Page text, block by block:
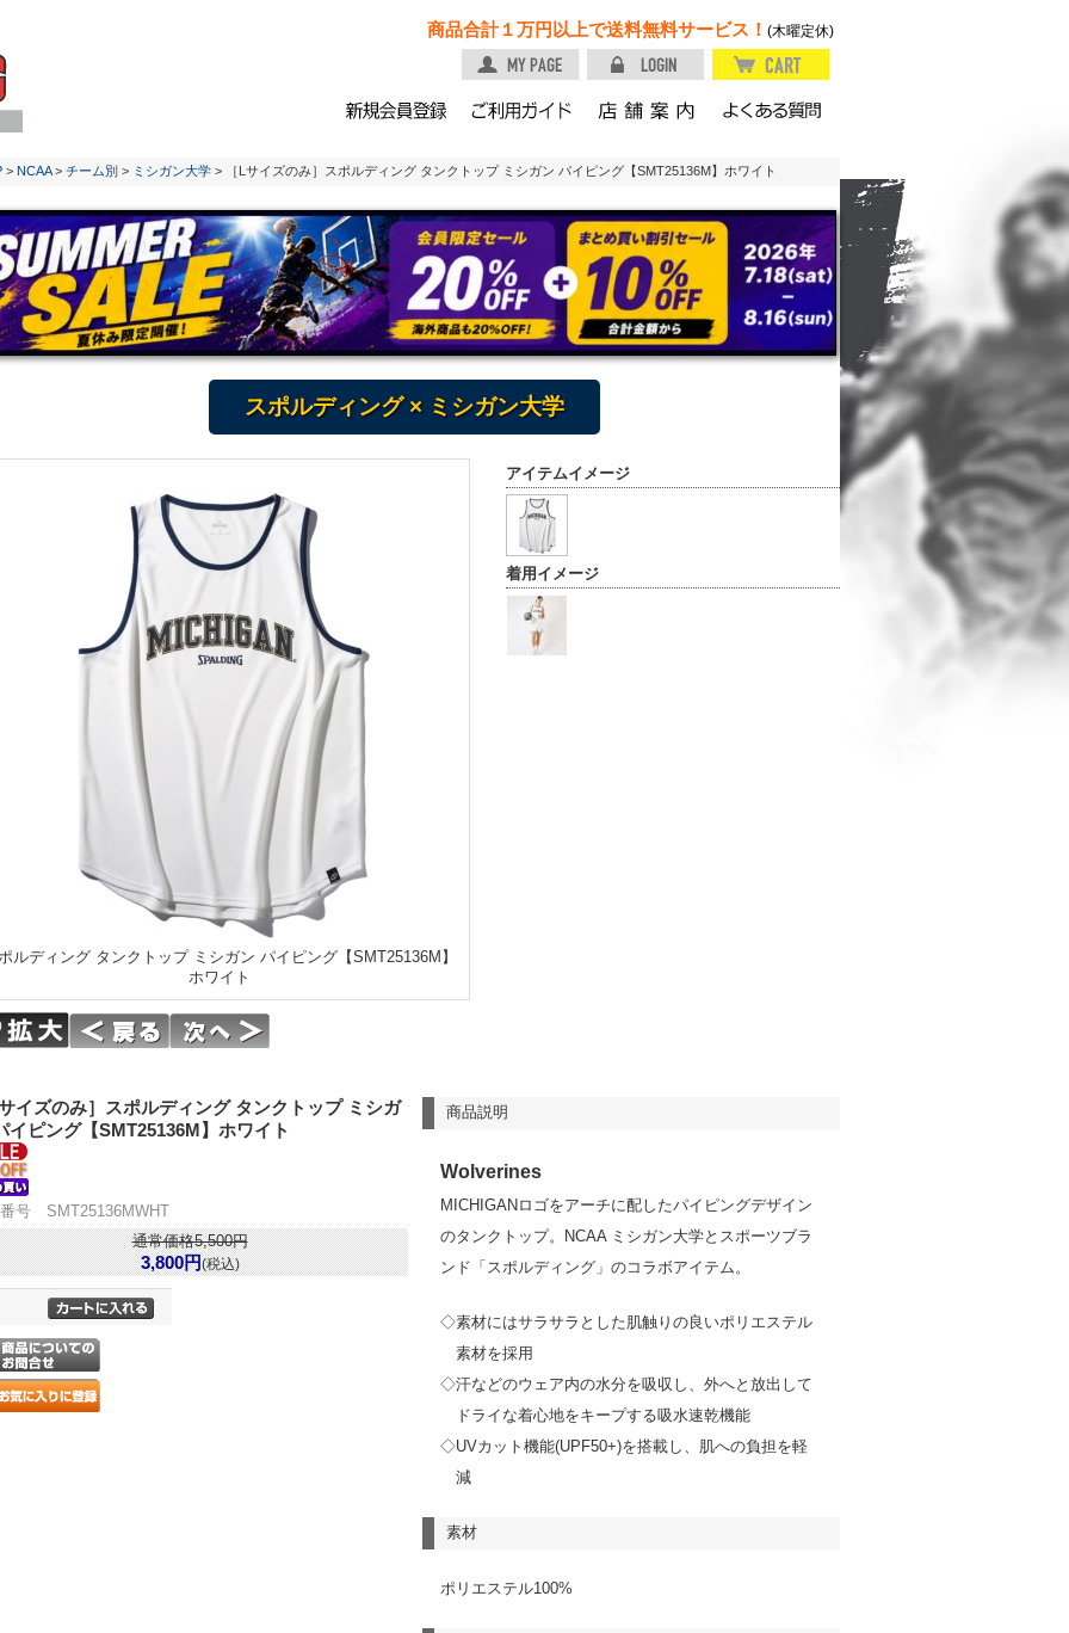
商品合計１万円以上で送料無料サービス！ (木曜定休)
> NCAA> チーム別 > ミシガン大学 > ［Lサイズのみ］スポルディング タンクトップ ミシガン パイピング【SMT25136M】ホワイト
スポルディング × ミシガン大学
アイテムイメージ
着用イメージ
ルディング タンクトップ ミシガン パイピング【SMT25136M】
ホワイト
商品説明
Wolverines
MICHIGANロゴをアーチに配したパイピングデザイン
のタンクトップ。NCAA ミシガン大学とスポーツブラ
ンド「スポルディング」のコラボアイテム。
◇素材にはサラサラとした肌触りの良いポリエステル
素材を採用
◇汗などのウェア内の水分を吸収し、外へと放出して
ドライな着心地をキープする吸水速乾機能
◇UVカット機能(UPF50+)を搭載し、肌への負担を軽
減
素材
ポリエステル100%
イズのみ］スポルディング タンクトップ ミシガ
イピング【SMT25136M】ホワイト
号 SMT25136MWHT
通常価格5,500円
3,800円(税込)